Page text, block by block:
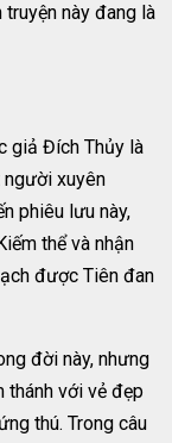
truyện này đang là
giả Đích Thủy là
người xuyên
phiêu lưu này,
thể và nhận
được Tiên đan
đời này, nhưng
thánh với vẻ đẹp
thú. Trong câu